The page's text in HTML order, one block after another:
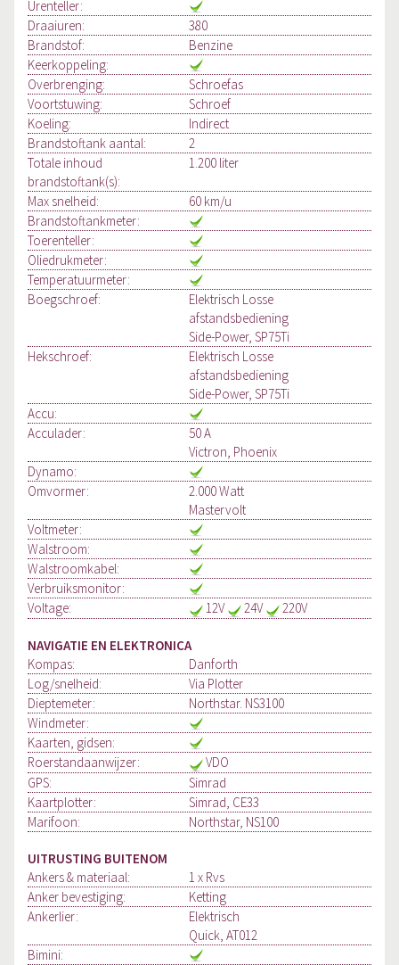
Urenteller:
Draaiuren:
380
Brandstof:
Benzine
Keerkoppeling:
Overbrenging:
Schroefas
Voortstuwing:
Schroef
Koeling:
Indirect
Brandstoftank aantal:
2
Totale inhoud
brandstoftank(s):
1.200 liter
Max snelheid:
60 km/u
Brandstoftankmeter:
Toerenteller:
Oliedrukmeter:
Temperatuurmeter:
Boegschroef:
Elektrisch Losse
afstandsbediening
Side-Power, SP75Ti
Hekschroef:
Elektrisch Losse
afstandsbediening
Side-Power, SP75Ti
Accu:
Acculader:
50 A
Victron, Phoenix
Dynamo:
Omvormer:
2.000 Watt
Mastervolt
Voltmeter:
Walstroom:
Walstroomkabel:
Verbruiksmonitor:
Voltage:
12V 24V 220V
NAVIGATIE EN ELEKTRONICA
Kompas:
Danforth
Log/snelheid:
Via Plotter
Dieptemeter:
Northstar. NS3100
Windmeter:
Kaarten, gidsen:
Roerstandaanwijzer:
VDO
GPS:
Simrad
Kaartplotter:
Simrad, CE33
Marifoon:
Northstar, NS100
UITRUSTING BUITENOM
Ankers & materiaal:
1 x Rvs
Anker bevestiging:
Ketting
Ankerlier:
Elektrisch
Quick, AT012
Bimini: